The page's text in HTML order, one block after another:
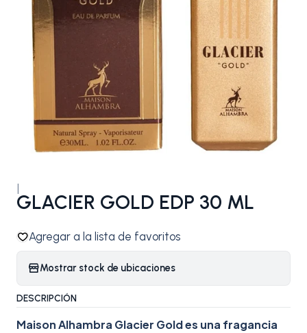
GLACIER GOLD EDP 30 ML
Agregar a la lista de favoritos
Mostrar stock de ubicaciones
DESCRIPCIÓN
Maison Alhambra Glacier Gold es una fragancia